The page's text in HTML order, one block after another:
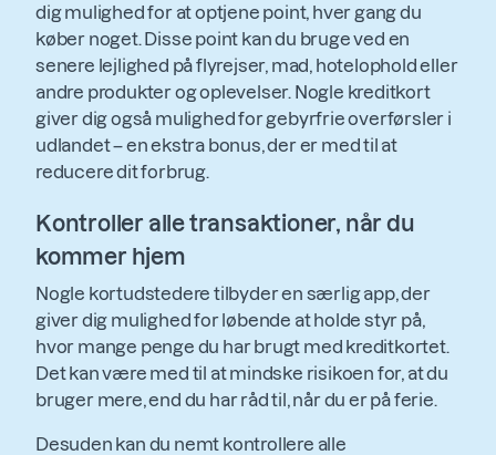
dig mulighed for at optjene point, hver gang du
køber noget. Disse point kan du bruge ved en
senere lejlighed på flyrejser, mad, hotelophold eller
andre produkter og oplevelser. Nogle kreditkort
giver dig også mulighed for gebyrfrie overførsler i
udlandet – en ekstra bonus, der er med til at
reducere dit forbrug.
Kontroller alle transaktioner, når du
kommer hjem
Nogle kortudstedere tilbyder en særlig app, der
giver dig mulighed for løbende at holde styr på,
hvor mange penge du har brugt med kreditkortet.
Det kan være med til at mindske risikoen for, at du
bruger mere, end du har råd til, når du er på ferie.
Desuden kan du nemt kontrollere alle